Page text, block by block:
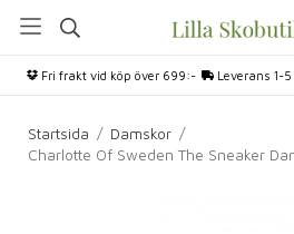
Fri frakt vid köp över 699:- Leverans 1-
Startsida / Damskor /
Charlotte Of Sweden The Sneaker